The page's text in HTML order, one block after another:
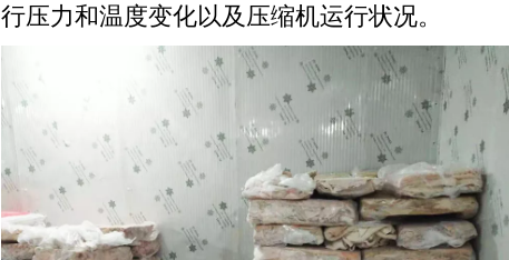
行压力和温度变化以及压缩机运行状况。